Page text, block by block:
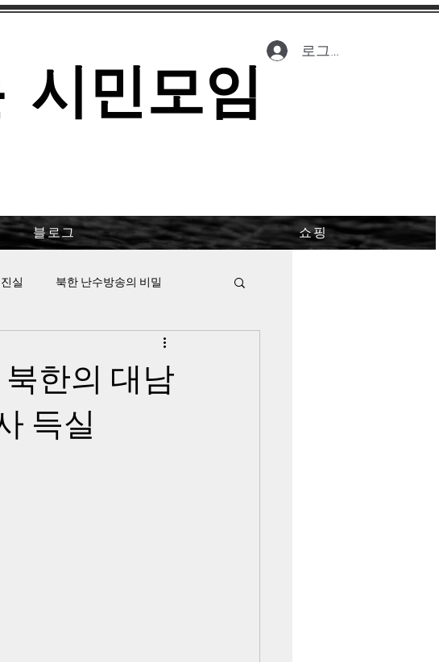
로그인
시민모임
블로그 쇼핑
실 북한 난수방송의 비밀
한의 대남
득실